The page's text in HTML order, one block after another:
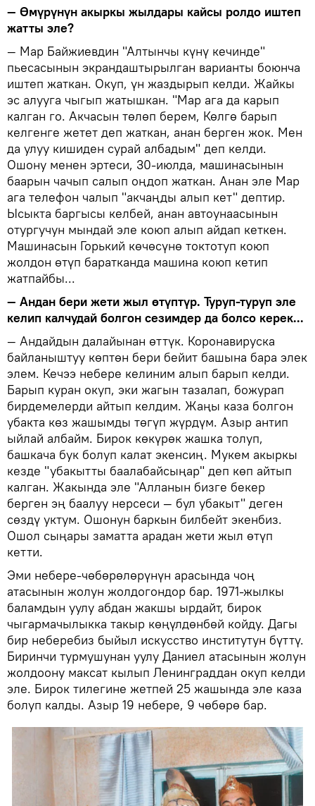
— Өмүрүнүн акыркы жылдары кайсы ролдо иштеп
жатты эле?
— Мар Байжиевдин "Алтынчы күнү кечинде"
пьесасынын экрандаштырылган варианты боюнча
иштеп жаткан. Окуп, үн жаздырып келди. Жайкы
эс алууга чыгып жатышкан. "Мар ага да карып
калган го. Акчасын төлөп берем, Көлгө барып
келгенге жетет деп жаткан, анан берген жок. Мен
да улуу кишиден сурай албадым" деп келди.
Ошону менен эртеси, 30-июлда, машинасынын
баарын чачып салып оңдоп жаткан. Анан эле Мар
ага телефон чалып "акчаңды алып кет" дептир.
Ысыкта баргысы келбей, анан автоунаасынын
отургучун мындай эле коюп алып айдап кеткен.
Машинасын Горький көчөсүнө токтотуп коюп
жолдон өтүп баратканда машина коюп кетип
жатпайбы...
— Андан бери жети жыл өтүптүр. Туруп-туруп эле
келип калчудай болгон сезимдер да болсо керек...
— Андайдын далайынан өттүк. Коронавируска
байланыштуу көптөн бери бейит башына бара элек
элем. Кечээ небере келиним алып барып келди.
Барып куран окуп, эки жагын тазалап, божурап
бирдемелерди айтып келдим. Жаңы каза болгон
убакта көз жашымды төгүп жүрдүм. Азыр антип
ыйлай албайм. Бирок көкүрөк жашка толуп,
башкача бук болуп калат экенсиң. Мукем акыркы
кезде "убакытты баалабайсыңар" деп көп айтып
калган. Жакында эле "Алланын бизге бекер
берген эң баалуу нерсеси — бул убакыт" деген
сөздү уктум. Ошонун баркын билбейт экенбиз.
Ошол сыңары заматта арадан жети жыл өтүп
кетти.
Эми небере-чөбөрөлөрүнүн арасында чоң
атасынын жолун жолдогондор бар. 1971-жылкы
баламдын уулу абдан жакшы ырдайт, бирок
чыгармачылыкка такыр көңүлдөнбөй койду. Дагы
бир неберебиз быйыл искусство институтун бүттү.
Биринчи турмушунан уулу Даниел атасынын жолун
жолдоону максат кылып Ленинграддан окуп келди
эле. Бирок тилегине жетпей 25 жашында эле каза
болуп калды. Азыр 19 небере, 9 чөбөрө бар.